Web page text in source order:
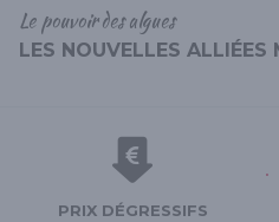
Le pouvoir des algues
LES NOUVELLES ALLIÉES
PRIX DÉGRESSIFS